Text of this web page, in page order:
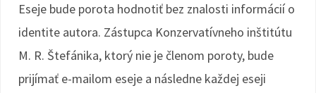
Eseje bude porota hodnotiť bez znalosti informácií o
identite autora. Zástupca Konzervatívneho inštitútu
M. R. Štefánika, ktorý nie je členom poroty, bude
prijímať e-mailom eseje a následne každej eseji